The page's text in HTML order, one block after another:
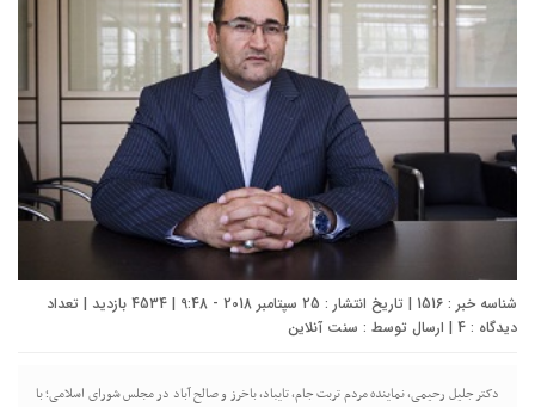
شناسه خبر : 1516 | تاریخ انتشار : 25 سپتامبر 2018 - 9:48 | 4534 بازدید | تعداد
دیدگاه : 4 | ارسال توسط : سنت آنلاین
دکتر جلیل رحیمی، نماينده مردم تربت جام، تايباد، باخرز و صالح آباد در مجلس شورای اسلامی؛ با